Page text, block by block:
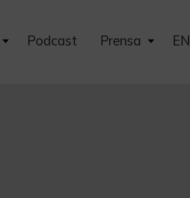
ExpandPodcast Prensa
Expand
EN